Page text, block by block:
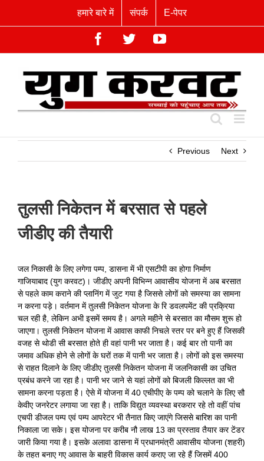
हमारे बारे में संपर्क E-पेपर
Facebook
TwitterYouTube
Previous Next
तुलसी निकेतन में बरसात से पहले
जीडीए की तैयारी
जल निकासी के लिए लगेगा पम्प, डासना में भी एसटीपी का होगा निर्माण
गाजियाबाद (युग करवट)। जीडीए अपनी विभिन्न आवासीय योजना में अब बरसात
से पहले काम कराने की प्लानिंग में जुट गया है जिससे लोगों को समस्या का सामना
न करना पड़े। वर्तमान में तुलसी निकेतन योजना के रि डवलपमेंट की प्रक्रिया
चल रही है, लेकिन अभी इसमें समय है। अगले महीने से बरसात का मौसम शुरू हो
जाएगा। तुलसी निकेतन योजना में आवास काफी निचले स्तर पर बने हुए हैं जिसकी
वजह से थोडी सी बरसात होते ही वहां पानी भर जाता है। कई बार तो पानी का
जमाव अधिक होने से लोगों के घरों तक में पानी भर जाता है। लोगों को इस समस्या
से राहत दिलाने के लिए जीडीए तुलसी निकेतन योजना में जलनिकासी का उचित
प्रबंध करने जा रहा है। पानी भर जाने से यहां लोगों को बिजली किल्लत का भी
सामना करना पड़ता है। ऐसे में योजना में 40 एचीपीए के पम्प को चलाने के लिए सौ
केवीए जनरेटर लगाया जा रहा है। ताकि विद्युत व्यवस्था बरकरार रहे तो वहीं पांच
एचपी डीजल पम्प एवं पम्प आपरेटर भी तैनात किए जाएंगे जिससे बारिश का पानी
निकाला जा सके। इस योजना पर करीब नौ लाख 13 का प्रस्ताव तैयार कर टेंडर
जारी किया गया है। इसके अलावा डासना में प्रधानमंत्री आवासीय योजना (शहरी)
के तहत बनाए गए आवास के बाहरी विकास कार्य कराए जा रहे हैं जिसमें 400